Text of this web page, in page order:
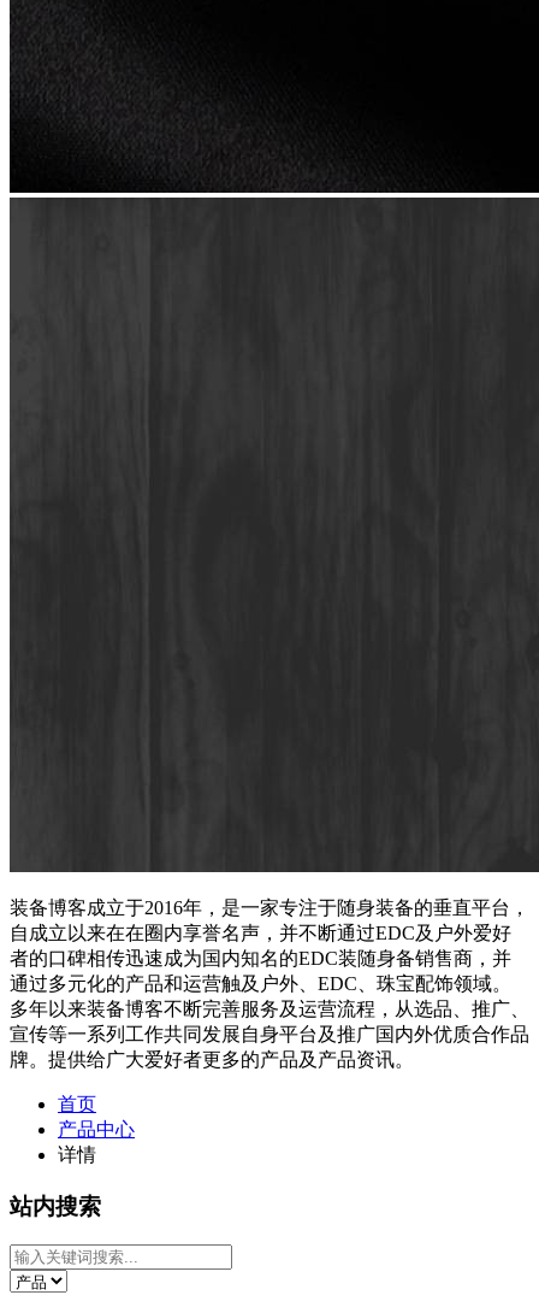
装备博客成立于2016年，是一家专注于随身装备的垂直平台，
自成立以来在在圈内享誉名声，并不断通过EDC及户外爱好
者的口碑相传迅速成为国内知名的EDC装随身备销售商，并
通过多元化的产品和运营触及户外、EDC、珠宝配饰领域。
多年以来装备博客不断完善服务及运营流程，从选品、推广、
宣传等一系列工作共同发展自身平台及推广国内外优质合作品
牌。提供给广大爱好者更多的产品及产品资讯。
首页
产品中心
详情
站内搜索